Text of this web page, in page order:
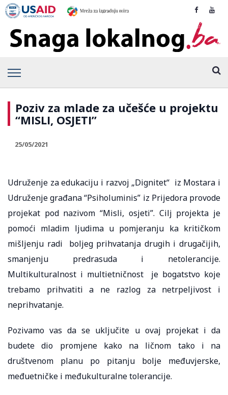
Poziv za mlade za učešće u projektu
“MISLI, OSJETI”
25/05/2021
Udruženje za edukaciju i razvoj „Dignitet“ iz Mostara i
Udruženje građana “Psiholuminis” iz Prijedora provode
projekat pod nazivom “Misli, osjeti”. Cilj projekta je
pomoći mladim ljudima u pomjeranju ka kritičkom
mišljenju radi boljeg prihvatanja drugih i drugačijih,
smanjenju predrasuda i netolerancije.
Multikulturalnost i multietničnost je bogatstvo koje
trebamo prihvatiti a ne razlog za netrpeljivost i
neprihvatanje.
Pozivamo vas da se uključite u ovaj projekat i da
budete dio promjene kako na ličnom tako i na
društvenom planu po pitanju bolje međuvjerske,
međuetničke i međukulturalne tolerancije.